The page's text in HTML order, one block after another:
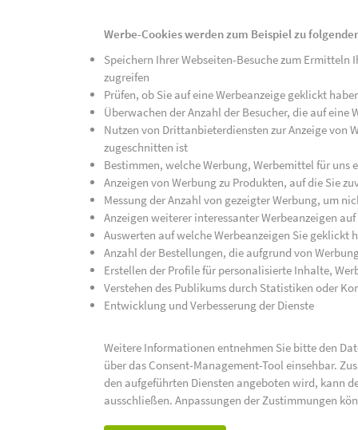
Werbe-Cookies werden zum Beispiel zu
Speichern Ihrer Webseiten-Besuche zum
zugreifen
Prüfen, ob Sie auf eine Werbeanzeige geklickt
Überwachen der Anzahl der Besucher, die auf
Nutzen von Drittanbieterdiensten zur Anzeige von
zugeschnitten ist
Bestimmen, welche Werbung, Werbemittel für uns
Anzeigen von Werbung zu Produkten, auf die Sie
Messung der Anzahl von gezeigter Werbung, um
Anzeigen weiterer interessanter Werbeanzeigen
Auswerten auf welche Werbeanzeigen Sie geklickt
Anzahl der Bestellungen, die aufgrund von
Erstellen der Profile für personalisierte Inhalte,
Verstehen des Publikums durch Statistiken oder
Entwicklung und Verbesserung der Dienste
Weitere Informationen entnehmen Sie bitte den
über das Consent-Management-Tool einsehbar.
den aufgeführten Diensten angeboten wird, kann
ausschließen. Anpassungen der Zustimmungen